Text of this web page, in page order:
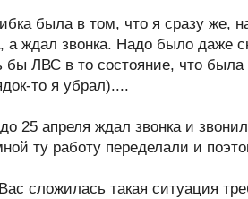
была в том, что я сразу же,
а ждал звонка. Надо было даже
бы ЛВС в то состояние, что
то я убрал)....
25 апреля ждал звонка и
ту работу переделали и
сложилась такая ситуация